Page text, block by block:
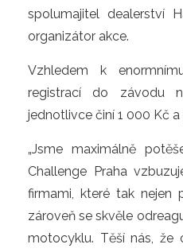
spolumajitel dealerství
organizátor akce.
Vzhledem k
registrací do závodu
jednotlivce činí 1 000 Kč
„Jsme maximálně
Challenge Praha
firmami, které tak nejen
zároveň se skvěle
motocyklu. Těší nás, že